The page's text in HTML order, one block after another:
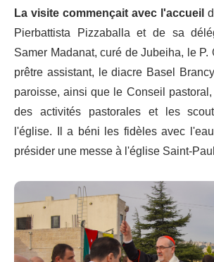
La visite commençait avec l'accueil
Pierbattista Pizzaballa et de sa
Samer Madanat, curé de Jubeiha, le
prêtre assistant, le diacre Basel
paroisse, ainsi que le Conseil
des activités pastorales et les
l'église. Il a béni les fidèles avec
présider une messe à l'église Saint-